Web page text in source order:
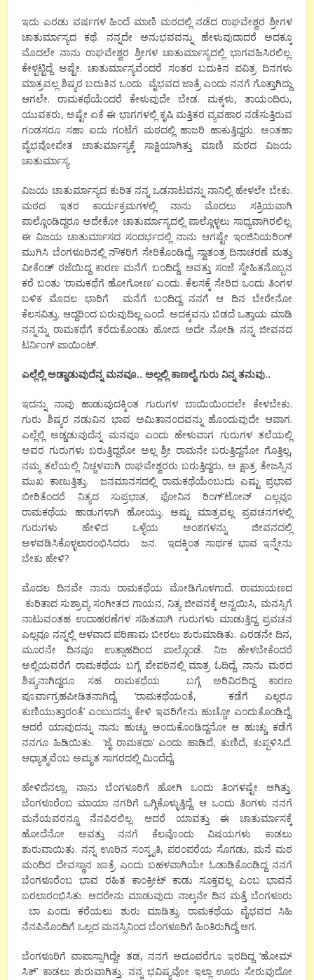
ಇದು ಎರಡು ವರ್ಷಗಳ ಹಿಂದೆ ಮಾಣಿ ಮಠದಲ್ಲಿ ನಡೆದ ರಾಘವೇಶ್ವರ ಶ್ರೀಗಳ
ಚಾತುರ್ಮಾಸ್ಯದ ಕಥೆ. ನನ್ನದೇ ಅನುಭವವನ್ನು ಹೇಳುವುದಾದರೆ ಅದಕ್ಕೂ
ಮೊದಲೇ ನಾನು ರಾಘವೇಶ್ವರ ಶ್ರೀಗಳ ಚಾತುರ್ಮಾಸ್ಯದಲ್ಲಿ ಭಾಗವಹಿಸಿರಲಿಲ್ಲ.
ಕೇಳ್ಪಟ್ಟಿದ್ದೆ ಅಷ್ಟೇ. ಚಾತುರ್ಮಾಸ್ಯವೆಂದರೆ ಸಂತರ ಬದುಕಿನ ಪವಿತ್ರ ದಿನಗಳು
ಮಾತ್ರವಲ್ಲ ಶಿಷ್ಯರ ಬದುಕಿನ ಒಂದು ವೈಭವದ ಜಾತ್ರೆ ಎಂದು ನನಗೆ ಗೊತ್ತಾಗಿದ್ದು
ಆಗಲೇ. ರಾಮಕಥೆಯೆಂದರೆ ಕೇಳುವುದೇ ಬೇಡ. ಮಕ್ಕಳು, ತಾಯಂದಿರು,
ಯುವಕರು, ಅಷ್ಟೇ ಏಕೆ ಈ ಭಾಗಗಳಲ್ಲಿ ಕೃಷಿ ಮತ್ತಿತರ ವ್ಯವಹಾರ ನಡೆಸುತ್ತಿರುವ
ಗಂಡಸರೂ ಸಹಾ ಐದು ಗಂಟೆಗೆ ಮಠದಲ್ಲಿ ಹಾಜರಿ ಹಾಕುತ್ತಿದ್ದರು. ಅಂತಹಾ
ವೈಭವೋಪೇತ ಚಾತುರ್ಮಾಸ್ಯಕ್ಕೆ ಸಾಕ್ಷಿಯಾಗಿತ್ತು ಮಾಣಿ ಮಠದ ವಿಜಯ
ಚಾತುರ್ಮಾಸ್ಯ.
ವಿಜಯ ಚಾತುರ್ಮಾಸ್ಯದ ಕುರಿತ ನನ್ನ ಒಡನಾಟವನ್ನು ನಾನಿಲ್ಲಿ ಹೇಳಲೇ ಬೇಕು.
ಮಠದ ಇತರ ಕಾರ್ಯಕ್ರಮಗಳಲ್ಲಿ ನಾನು ಮೊದಲು ಸಕ್ರಿಯವಾಗಿ
ಪಾಲ್ಗೊಂಡಿದ್ದರೂ ಅದೇಕೋ ಚಾತುರ್ಮಾಸ್ಯದಲ್ಲಿ ಪಾಲ್ಗೊಳ್ಳಲು ಸಾಧ್ಯವಾಗಿರಲಿಲ್ಲ.
ಈ ವಿಜಯ ಚಾತುರ್ಮಾಸದ ಸಂದರ್ಭದಲ್ಲಿ ನಾನು ಆಗಷ್ಟೇ ಇಂಜಿನಿಯರಿಂಗ್
ಮುಗಿಸಿ ಬೆಂಗಳೂರಿನಲ್ಲಿ ನೌಕರಿಗೆ ಸೇರಿಕೊಂಡಿದ್ದೆ. ಸ್ವಾತಂತ್ರ ದಿನಾಚರಣೆ ಮತ್ತು
ವೀಕೆಂಡ್ ರಜೆಯಿದ್ದ ಕಾರಣ ಮನೆಗೆ ಬಂದಿದ್ದೆ. ಆವತ್ತು ಸಂಜೆ ಸ್ನೇಹಿತನೊಬ್ಬನ
ಕರೆ ಬಂತು ‘ರಾಮಕಥೆಗೆ ಹೋಗೋಣ’ ಎಂದು. ಕೆಲಸಕ್ಕೆ ಸೇರಿದ ಒಂದು ತಿಂಗಳ
ಬಳಿಕ ಮೊದಲ ಭಾರಿಗೆ ಮನೆಗೆ ಬಂದಿದ್ದ ನನಗೆ ಆ ದಿನ ಬೇರೇನೋ
ಕೆಲಸವಿತ್ತು. ಆದ್ದರಿಂದ ಬರುವುದಿಲ್ಲ ಎಂದೆ. ಅದಕ್ಕವನು ಬಿಡದೆ ಒತ್ತಾಯ ಮಾಡಿ
ನನ್ನನ್ನು ರಾಮಕಥೆಗೆ ಕರೆದುಕೊಂಡು ಹೋದ. ಅದೇ ನೋಡಿ ನನ್ನ ಜೀವನದ
ಟರ್ನಿಂಗ್ ಪಾಯಿಂಟ್.
ಎಲ್ಲೆಲ್ಲಿ ಅಡ್ಡಾಡುವುದೆನ್ನ ಮನವೂ.. ಅಲ್ಲಲ್ಲಿ ಕಾಣಲೈ ಗುರು ನಿನ್ನ ತನುವು..
ಇದನ್ನು ನಾವು ಹಾಡುವುದಕ್ಕಿಂತ ಗುರುಗಳ ಬಾಯಿಯಿಂದಲೇ ಕೇಳಬೇಕು.
ಗುರು ಶಿಷ್ಯರ ನಡುವಿನ ಭಾವ ಅಮಿತಾನಂದವನ್ನು ಹೊಂದುವುದೇ ಆವಾಗ.
ಎಲ್ಲೆಲ್ಲಿ ಅಡ್ಡಡುವುದೆನ್ನ ಮನವೂ ಎಂದು ಹೇಳುವಾಗ ಗುರುಗಳ ತಲೆಯಲ್ಲಿ
ಅವರ ಗುರುಗಳು ಬರುತ್ತಿದ್ದರೋ ಅಲ್ಲ ಶ್ರೀ ರಾಮನೇ ಬರುತ್ತಿದ್ದನೋ ಗೊತ್ತಿಲ್ಲ,
ನಮ್ಮ ತಲೆಯಲ್ಲಿ ನಿಚ್ಚಳವಾಗಿ ರಾಘವೇಶ್ವರರು ಬರುತ್ತಿದ್ದರು. ಆ ಕ್ಷಾತ್ರ ತೇಜಸ್ಸಿನ
ಮುಖ ಕಾಣುತ್ತಿತ್ತು. ಜನಮಾನಸದಲ್ಲಿ ರಾಮಕಥೆಯೆಂಬುದು ಎಷ್ಟು ಪ್ರಭಾವ
ಬೀರಿತೆಂದರೆ ನಿತ್ಯದ ಸುಪ್ರಭಾತ, ಫೋನಿನ ರಿಂಗ್’ಟೋನ್ ಎಲ್ಲವೂ
ರಾಮಕಥೆಯ ಹಾಡುಗಳಾಗಿ ಹೋಯ್ತು. ಅಷ್ಟು ಮಾತ್ರವಲ್ಲ ಪ್ರವಚನಗಳಲ್ಲಿ
ಗುರುಗಳು ಹೇಳಿದ ಒಳ್ಳೆಯ ಅಂಶಗಳನ್ನು ಜೀವನದಲ್ಲಿ
ಅಳವಡಿಸಿಕೊಳ್ಳಲಾರಂಭಿಸಿದರು ಜನ. ಇದಕ್ಕಿಂತ ಸಾರ್ಥಕ ಭಾವ ಇನ್ನೇನು
ಬೇಕು ಹೇಳಿ?
ಮೊದಲ ದಿನವೇ ನಾನು ರಾಮಕಥೆಯ ಮೋಡಿಗೊಳಗಾದೆ. ರಾಮಾಯಣದ
ಕುರಿತಾದ ಸುಶ್ರಾವ್ಯ ಸಂಗೀತದ ಗಾಯನ, ನಿತ್ಯ ಜೀವನಕ್ಕೆ ಅನ್ವಯಿಸಿ, ಮನಸ್ಸಿಗೆ
ನಾಟುವಂತಹ ಉದಾಹರಣೆಗಳ ಸಹಿತವಾಗಿ ಗುರುಗಳು ಮಾಡುತ್ತಿದ್ದ ಪ್ರವಚನ
ಎಲ್ಲವೂ ನನ್ನಲ್ಲಿ ಆಳವಾದ ಪರಿಣಾಮ ಬೀರಲು ಶುರುಮಾಡಿತು. ಎರಡನೇ ದಿನ,
ಮೂರನೇ ದಿನವೂ ಉತ್ಸಾಹದಿಂದ ಪಾಲ್ಗೊಂಡೆ. ನಿಜ ಹೇಳಬೇಕೆಂದರೆ
ಅಲ್ಲಿಯವರೆಗೆ ರಾಮಕಥೆಯ ಬಗ್ಗೆ ಪೇಪರಿನಲ್ಲಿ ಮಾತ್ರ ಓದಿದ್ದೆ. ನಾನು ಮಠದ
ಶಿಷ್ಯನಾಗಿದ್ದರೂ ಸಹ ರಾಮಕಥೆಯ ಬಗ್ಗೆ ಅರಿವಿರದಿದ್ದ ಕಾರಣ
ಪೂರ್ವಾಗ್ರಹಪೀಡಿತನಾಗಿದ್ದೆ. ‘ರಾಮಕಥೆಯಂತೆ, ಕಡೆಗೆ ಎಲ್ಲರೂ
ಕುಣಿಯುತ್ತಾರಂತೆ’ ಎಂಬುದನ್ನು ಕೇಳಿ ಇವರಿಗೇನು ಹುಚ್ಚೋ ಎಂದುಕೊಂಡಿದ್ದೆ.
ಆದರೆ ಯಾವುದನ್ನು ನಾನು ಹುಚ್ಚು ಅಂದುಕೊಂಡಿದ್ದನೋ ಆ ಹುಚ್ಚು ಕಡೆಗೆ
ನನಗೂ ಹಿಡಿಯಿತು. ‘ಜೈ ರಾಮಕಥಾ’ ಎಂದು ಹಾಡಿದೆ, ಕುಣಿದೆ, ಕುಪ್ಪಳಿಸಿದೆ.
ಆಧ್ಯಾತ್ಮವೆಂಬ ಅಮೃತ ಸಾಗರದಲ್ಲಿ ಮಿಂದೆದ್ದೆ.
ಹೇಳಿದೆನಲ್ಲಾ, ನಾನು ಬೆಂಗಳೂರಿಗೆ ಹೋಗಿ ಒಂದು ತಿಂಗಳಷ್ಟೇ ಆಗಿತ್ತು.
ಬೆಂಗಳೂರೆಂಬ ಮಾಯಾ ನಗರಿಗೆ ಒಗ್ಗಿಕೊಳ್ಳುತ್ತಿದ್ದೆ. ಆ ಒಂದು ತಿಂಗಳು ನನಗೆ
ಮನೆಯವರನ್ನೂ ನೆನಪಿರಲಿಲ್ಲ. ಆದರೆ ಯಾವತ್ತು ಈ ಚಾತುರ್ಮಾಸಕ್ಕೆ
ಹೋದೆನೋ ಅವತ್ತು ನನಗೆ ಕೆಲವೊಂದು ವಿಷಯಗಳು ಕಾಡಲು
ಶುರುವಾಯಿತು. ನನ್ನ ಊರಿನ ಸಂಸ್ಕೃತಿ, ಪರಂಪರೆಯ ಸೊಗಡು, ಮನೆ ಮಠ
ಮಂದಿರ ದೇವಸ್ಥಾನ ಜಾತ್ರೆ ಎಂದು ಬಹಳವಾಗಿಯೇ ಓಡಾಡಿಕೊಂಡಿದ್ದ ನನಗೆ
ಬೆಂಗಳೂರೆಂಬ ಭಾವ ರಹಿತ ಕಾಂಕ್ರೀಟ್ ಕಾಡು ಸೂಕ್ತವಲ್ಲ ಎಂಬ ಭಾವನೆ
ಬರಲಾರಂಭಿಸಿತು. ಆದರೇನು ಮಾಡುವುದು ನಾಲ್ಕನೇ ದಿನ ಮತ್ತೆ ಬೆಂಗಳೂರು
ಬಾ ಎಂದು ಕರೆಯಲು ಶುರು ಮಾಡಿತ್ತು. ರಾಮಕಥೆಯ ವೈಭವದ ಸಿಹಿ
ನೆನಪಿನೊಂದಿಗೆ ಒಲ್ಲದ ಮನಸ್ಸಿನಿಂದ ಬೆಂಗಳೂರಿಗೆ ಹಿಂತಿರುಗಿದ್ದೆ ಆಗ.
ಬೆಂಗಳೂರಿಗೆ ವಾಪಾಸ್ಸಾಗಿದ್ದೇ ತಡ, ನನಗೆ ಅದೂವರೆಗೂ ಇರದಿದ್ದ ‘ಹೋಮ್
ಸಿಕ್’ ಕಾಡಲು ಶುರುವಾಗಿತ್ತು. ನನ್ನ ಭವಿಷ್ಯವೋ ಇಲ್ಲಾ ಊರು ಸೇರುವುದೋ